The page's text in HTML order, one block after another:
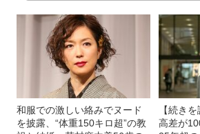
和服での激しい絡みでヌード
を披露、“体重150キロ超”の教
【続き
高差が